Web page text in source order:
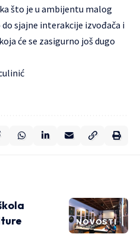
što je u ambijentu malog
sjajne interakcije izvođača i
će se zasigurno još dugo
NOVOSTI